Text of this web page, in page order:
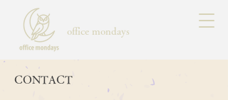
office mondays
CONTACT